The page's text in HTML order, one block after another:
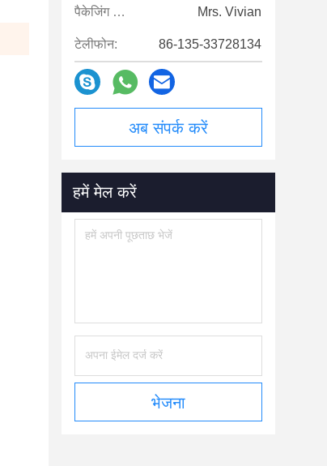
पैकेजिंग विवरण: Mrs. Vivian
टेलीफोन: 86-135-33728134
अब संपर्क करें
हमें मेल करें
भेजना